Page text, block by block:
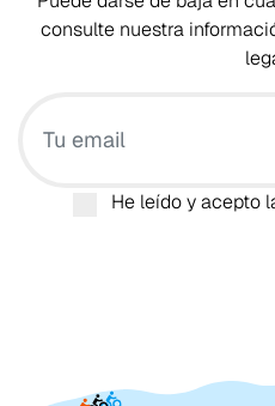
consulte nuestra
He leído y acepto